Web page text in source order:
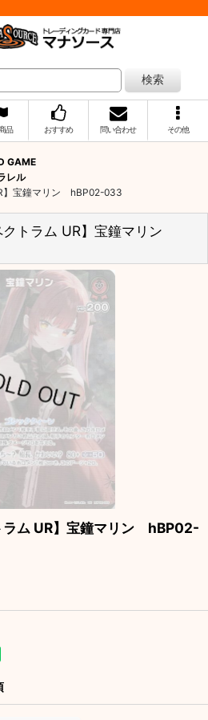
検索
品 おすすめ 問い合わせ その他
GAME
レル
】宝鐘マリン hBP02-033
クトラム UR】宝鐘マリン
ラム UR】宝鐘マリン hBP02-